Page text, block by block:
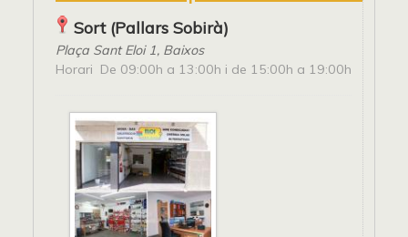
Sort (Pallars Sobirà)
Plaça Sant Eloi 1, Baixos
Horari De 09:00h a 13:00h i de 15:00h a 19:00h